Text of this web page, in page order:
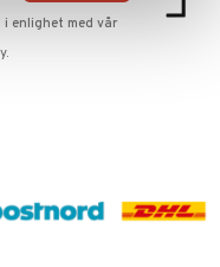
enlighet med vår
.